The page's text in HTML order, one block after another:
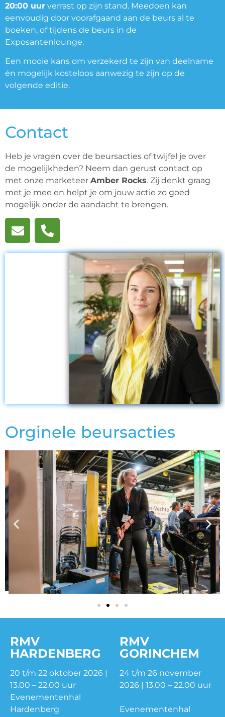
20:00 uur verrast op zijn stand. Meedoen kan
eenvoudig door voorafgaand aan de beurs al te
boeken, of tijdens de beurs in de
Exposantenlounge.
Een mooie kans om verzekerd te zijn van deelname
én mogelijk kosteloos aanwezig te zijn op de
volgende editie.
Contact
Heb je vragen over de beursacties of twijfel je over
de mogelijkheden? Neem dan gerust contact op
met onze marketeer Amber Rocks. Zij denkt graag
met je mee en helpt je om jouw actie zo goed
mogelijk onder de aandacht te brengen.
Orginele beursacties
RMV
HARDENBERG
20 t/m 22 oktober 2026 |
13.00 – 22.00 uur
Evenementenhal
Hardenberg
RMV
GORINCHEM
24 t/m 26 november
2026 | 13.00 – 22.00 uur
Evenementenhal